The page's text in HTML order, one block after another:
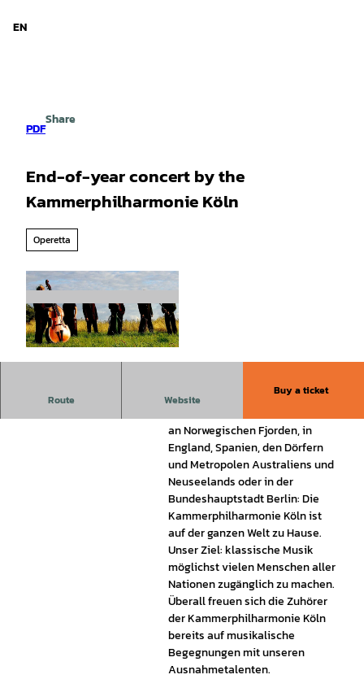
EN
PDF
Share
End-of-year concert by the
Kammerphilharmonie Köln
Operetta
Route Website
Buy a ticket
Konzert zum Jahresende der Kammerphilharmonie Köln
an Norwegischen Fjorden, in
England, Spanien, den Dörfern
und Metropolen Australiens und
Neuseelands oder in der
Bundeshauptstadt Berlin: Die
Kammerphilharmonie Köln ist
auf der ganzen Welt zu Hause.
Unser Ziel: klassische Musik
möglichst vielen Menschen aller
Nationen zugänglich zu machen.
Überall freuen sich die Zuhörer
der Kammerphilharmonie Köln
bereits auf musikalische
Begegnungen mit unseren
Ausnahmetalenten.